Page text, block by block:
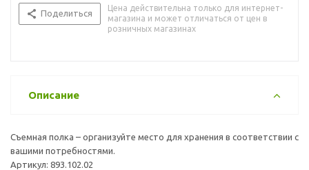
Поделиться
Цена действительна только для интернет-
магазина и может отличаться от цен в
розничных магазинах
Описание
Съемная полка – организуйте место для хранения в соответствии с
вашими потребностями.
Артикул: 893.102.02